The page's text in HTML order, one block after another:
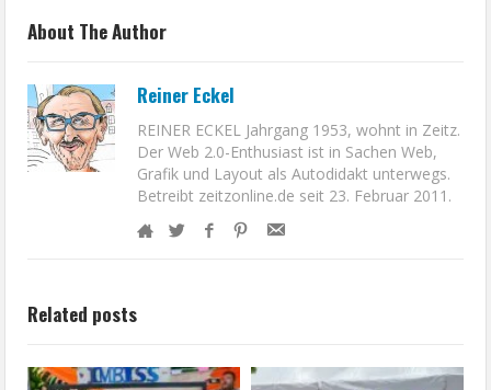
About The Author
Reiner Eckel
REINER ECKEL Jahrgang 1953, wohnt in Zeitz.
Der Web 2.0-Enthusiast ist in Sachen Web,
Grafik und Layout als Autodidakt unterwegs.
Betreibt zeitzonline.de seit 23. Februar 2011.
Related posts